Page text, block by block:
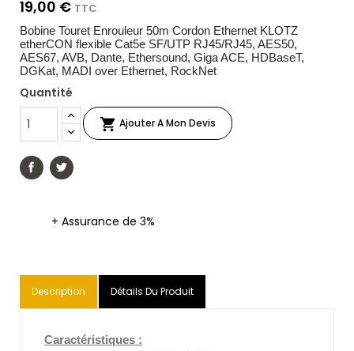
19,00 € TTC
Bobine Touret Enrouleur 50m Cordon Ethernet KLOTZ
etherCON flexible Cat5e SF/UTP RJ45/RJ45, AES50,
AES67, AVB, Dante, Ethersound, Giga ACE, HDBaseT,
DGKat, MADI over Ethernet, RockNet
Quantité
 Ajouter A Mon Devis
+ Assurance de 3%
Description Détails Du Produit
Caractéristiques :